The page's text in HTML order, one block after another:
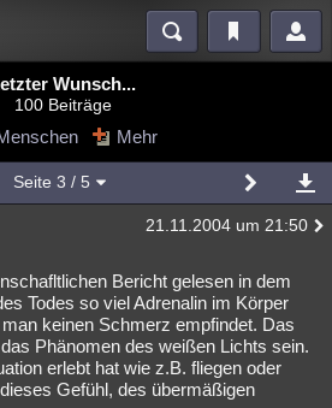
Blogs Videos
Mystery Kriminalfälle
Technologie Ufologie
Orte Esoterik Literatur
Wunsch...
100 Beiträge
Mehr
Seite 3 / 5
21.11.2004 um 21:50
Bericht gelesen in dem
Todes so viel Adrenalin im Körper
keinen Schmerz empfindet. Das
Phänomen des weißen Lichts sein.
erlebt hat wie z.B. fliegen oder
Gefühl, des übermäßigen